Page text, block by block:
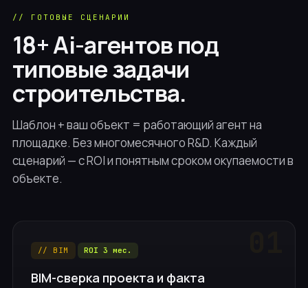
// ГОТОВЫЕ СЦЕНАРИИ
18+ Ai-агентов под
типовые задачи
строительства.
Шаблон + ваш объект = работающий агент на
площадке. Без многомесячного R&D. Каждый
сценарий — с ROI и понятным сроком окупаемости в
объекте.
// BIM ROI 3 мес.
BIM-сверка проекта и факта